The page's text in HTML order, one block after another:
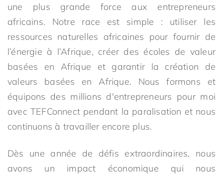
une plus grande force aux entrepreneurs
africains. Notre race est simple : utiliser les
ressources naturelles africaines pour fournir de
l’énergie à l’Afrique, créer des écoles de valeur
basées en Afrique et garantir la création de
valeurs basées en Afrique. Nous formons et
équipons des millions d'entrepreneurs pour moi
avec TEFConnect pendant la paralisation et nous
continuons à travailler encore plus.
Dès une année de défis extraordinaires, nous
avons un impact économique qui nous